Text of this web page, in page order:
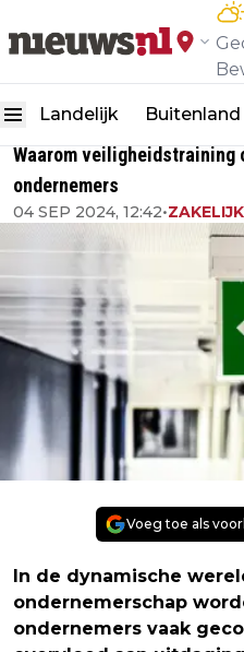
Landelijk Buitenland
Waarom veiligheidstraining
ondernemers
04 SEP 2024, 12:42•ZAKELIJK
Voeg toe als
In de dynamische
ondernemerschap
ondernemers vaak